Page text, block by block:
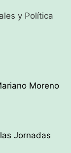
y Política
Moreno
Jornadas